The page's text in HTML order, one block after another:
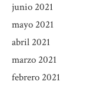
junio 2021
mayo 2021
abril 2021
marzo 2021
febrero 2021